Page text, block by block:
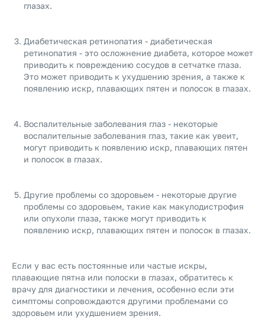
глазах.
Диабетическая ретинопатия - диабетическая
ретинопатия - это осложнение диабета, которое может
приводить к повреждению сосудов в сетчатке глаза.
Это может приводить к ухудшению зрения, а также к
появлению искр, плавающих пятен и полосок в глазах.
Воспалительные заболевания глаз - некоторые
воспалительные заболевания глаз, такие как увеит,
могут приводить к появлению искр, плавающих пятен
и полосок в глазах.
Другие проблемы со здоровьем - некоторые другие
проблемы со здоровьем, такие как макулодистрофия
или опухоли глаза, также могут приводить к
появлению искр, плавающих пятен и полосок в глазах.
Если у вас есть постоянные или частые искры,
плавающие пятна или полоски в глазах, обратитесь к
врачу для диагностики и лечения, особенно если эти
симптомы сопровождаются другими проблемами со
здоровьем или ухудшением зрения.